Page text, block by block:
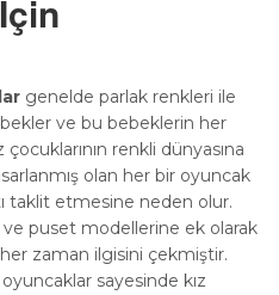
genelde parlak renkleri ile
ve bu bebeklerin her
renkli dünyasına
olan her bir oyuncak
taklit etmesine neden olur.
ve puset modellerine ek olarak
her zaman ilgisini çekmiştir.
sayesinde kız